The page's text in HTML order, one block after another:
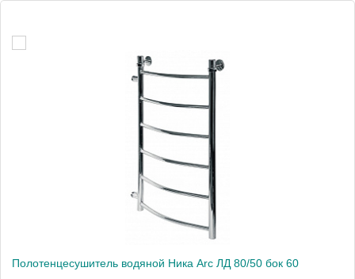
Полотенцесушитель водяной Ника Arc ЛД 80/50 бок 60